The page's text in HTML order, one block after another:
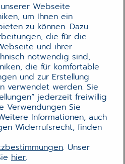
Webseite
um Ihnen ein
zu können. Dazu
die für die
und ihrer
notwendig sind,
die für komfortable
und zur Erstellung
verwendet werden. Sie
jederzeit freiwillig
Verwendungen Sie
Informationen, auch
Widerrufsrecht, finden
. Unser
hier.